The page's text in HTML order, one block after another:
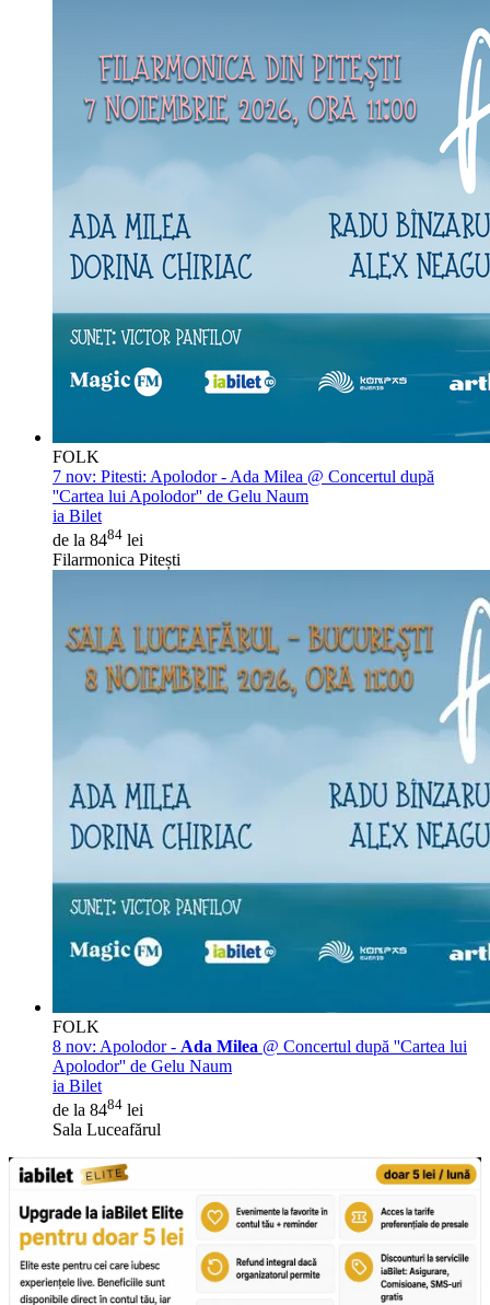
FOLK
7 nov: Pitesti: Apolodor - Ada Milea @ Concertul după
''Cartea lui Apolodor'' de Gelu Naum
ia Bilet
de la 8484 lei
Filarmonica Pitești
FOLK
8 nov: Apolodor - Ada Milea @ Concertul după ''Cartea lui
Apolodor'' de Gelu Naum
ia Bilet
de la 8484 lei
Sala Luceafărul